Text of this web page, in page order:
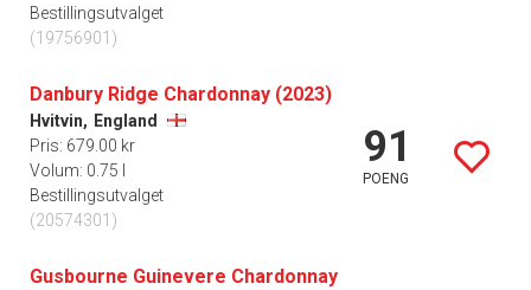
Bestillingsutvalget
(19756901)
Danbury Ridge Chardonnay (2023)
Hvitvin, England
Pris: 679.00 kr
Volum: 0.75 l
Bestillingsutvalget
(20574301)
91
POENG
Gusbourne Guinevere Chardonnay